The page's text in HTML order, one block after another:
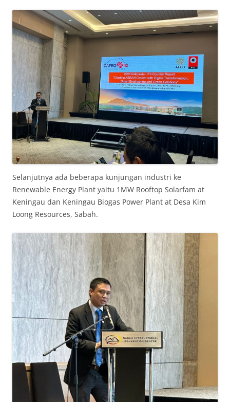
Selanjutnya ada beberapa kunjungan industri ke
Renewable Energy Plant yaitu 1MW Rooftop Solarfam at
Keningau dan Keningau Biogas Power Plant at Desa Kim
Loong Resources, Sabah.